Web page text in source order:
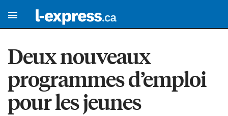
Deux nouveaux
programmes d’emploi
pour les jeunes